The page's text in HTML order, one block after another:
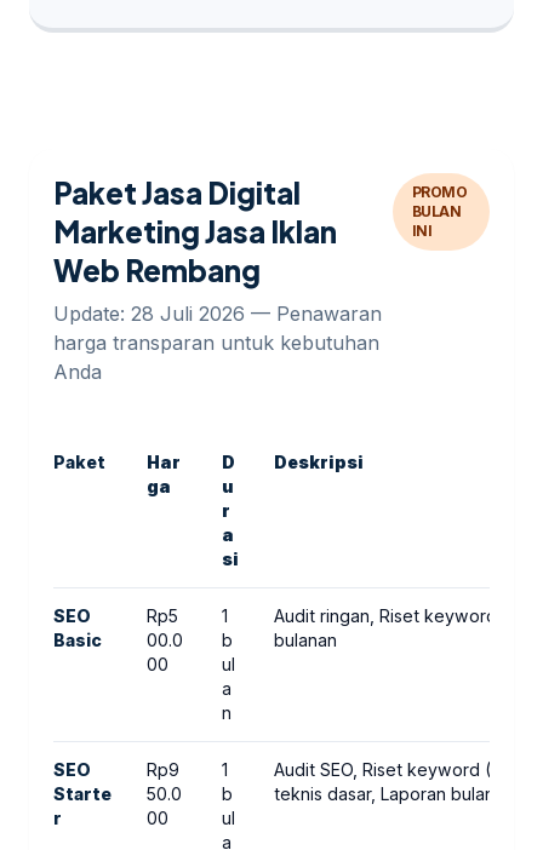
Paket Jasa Digital
Marketing Jasa Iklan
Web Rembang
Update: 28 Juli 2026 — Penawaran
harga transparan untuk kebutuhan
Anda
PROMO
BULAN
INI
Paket
Har
ga
D
u
r
a
si
Deskripsi
SEO
Basic
Rp5
00.0
00
1
b
ul
a
n
Audit ringan, Riset keyword
bulanan
SEO
Starte
r
Rp9
50.0
00
1
b
ul
a
Audit SEO, Riset keyword (20),
teknis dasar, Laporan bulanan